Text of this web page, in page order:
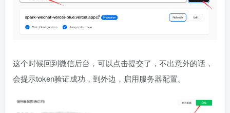
这个时候回到微信后台，可以点击提交了，不出意外的话，
会提示token验证成功，到外边，启用服务器配置。